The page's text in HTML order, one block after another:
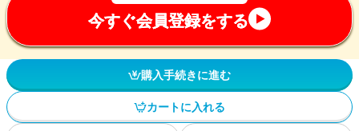
今すぐ会員登録をする
購入手続きに進む
カートに入れる